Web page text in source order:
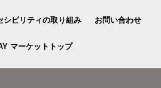
シビリティの取り組み お問い合わせ
マーケットトップ